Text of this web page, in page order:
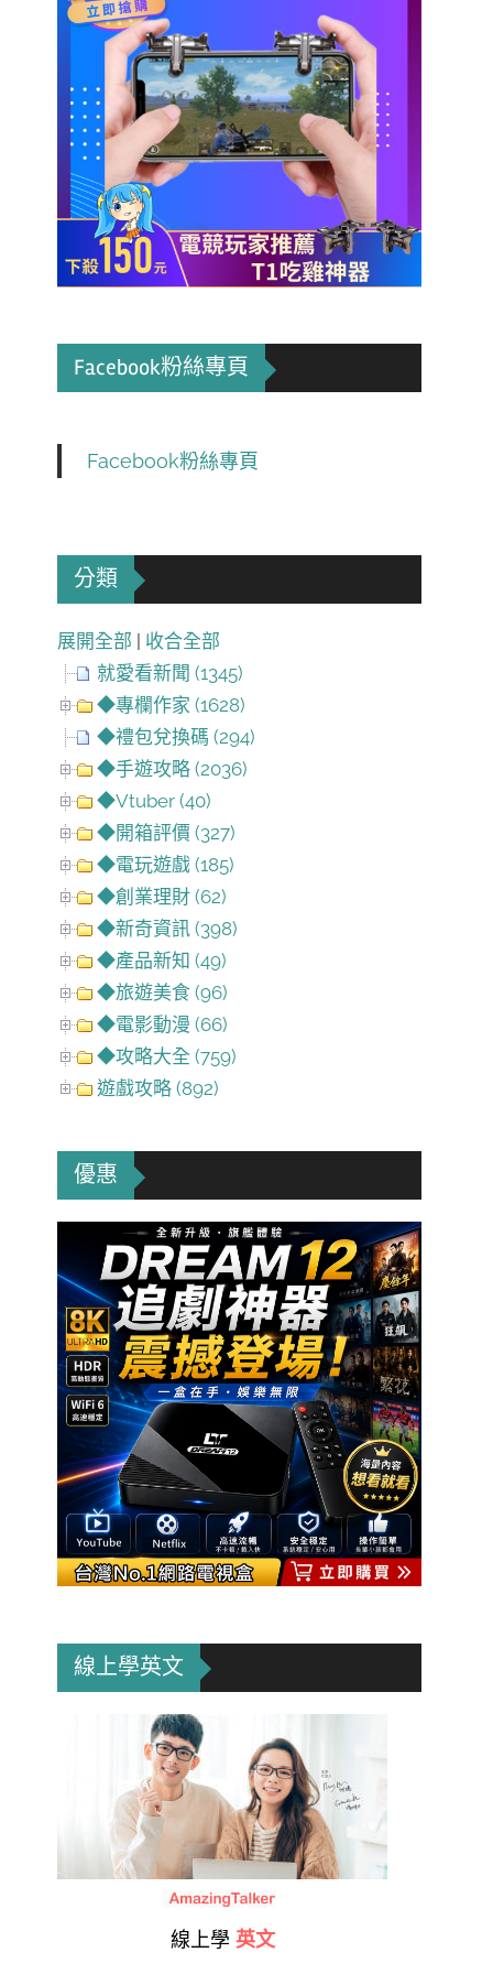
Facebook粉絲專頁
Facebook粉絲專頁
分類
展開全部 | 收合全部
就愛看新聞 (1345)
◆專欄作家 (1628)
◆禮包兌換碼 (294)
◆手遊攻略 (2036)
◆Vtuber (40)
◆開箱評價 (327)
◆電玩遊戲 (185)
◆創業理財 (62)
◆新奇資訊 (398)
◆產品新知 (49)
◆旅遊美食 (96)
◆電影動漫 (66)
◆攻略大全 (759)
遊戲攻略 (892)
優惠
線上學英文
線上學 英文